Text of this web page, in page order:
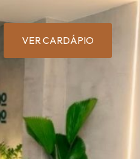
VER CARDÁPIO